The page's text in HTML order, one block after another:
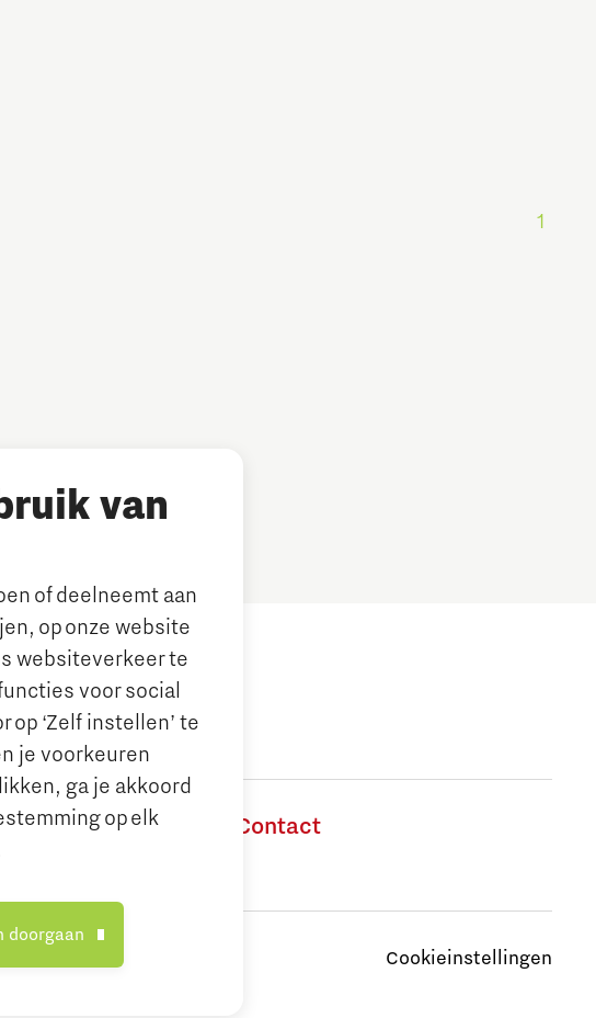
van
of deelneemt aan
op onze website
websiteverkeer te
voor social
‘Zelf instellen’ te
je voorkeuren
ga je akkoord
op elk
doorgaan
1
relaties Contact
Cookieinstellingen